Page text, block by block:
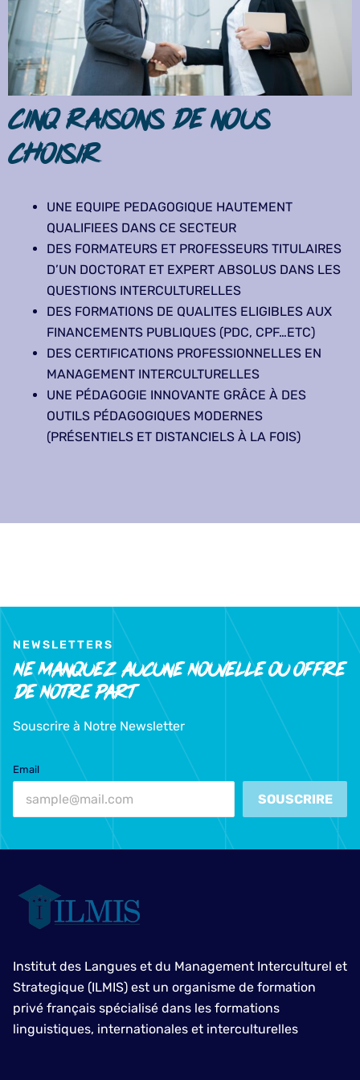
Cinq raisons de nous
choisir
UNE EQUIPE PEDAGOGIQUE HAUTEMENT
QUALIFIEES DANS CE SECTEUR
DES FORMATEURS ET PROFESSEURS TITULAIRES
D’UN DOCTORAT ET EXPERT ABSOLUS DANS LES
QUESTIONS INTERCULTURELLES
DES FORMATIONS DE QUALITES ELIGIBLES AUX
FINANCEMENTS PUBLIQUES (PDC, CPF…ETC)
DES CERTIFICATIONS PROFESSIONNELLES EN
MANAGEMENT INTERCULTURELLES
UNE PÉDAGOGIE INNOVANTE GRÂCE À DES
OUTILS PÉDAGOGIQUES MODERNES
(PRÉSENTIELS ET DISTANCIELS À LA FOIS)
NEWSLETTERS
Ne Manquez Aucune Nouvelle Ou Offre
De Notre Part
Souscrire à Notre Newsletter
Email
SOUSCRIRE
Institut des Langues et du Management Interculturel et
Strategique (ILMIS) est un organisme de formation
privé français spécialisé dans les formations
linguistiques, internationales et interculturelles